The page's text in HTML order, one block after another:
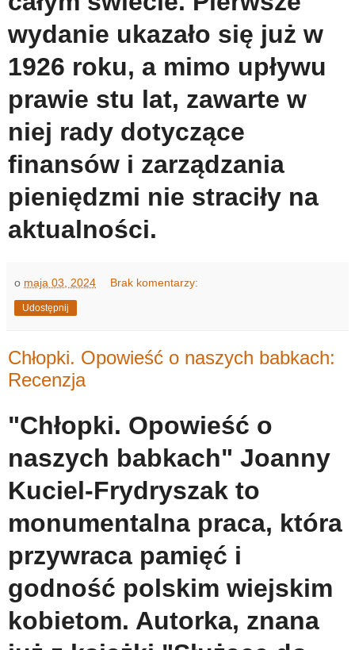
wydanie ukazało się już w
1926 roku, a mimo upływu
prawie stu lat, zawarte w
niej rady dotyczące
finansów i zarządzania
pieniędzmi nie straciły na
aktualności.
o maja 03, 2024 Brak komentarzy:
Udostępnij
Chłopki. Opowieść o naszych babkach:
Recenzja
"Chłopki. Opowieść o
naszych babkach" Joanny
Kuciel-Frydryszak to
monumentalna praca, która
przywraca pamięć i
godność polskim wiejskim
kobietom. Autorka, znana